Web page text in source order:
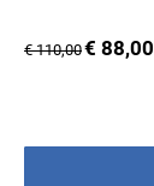
€ 110,00€ 88,00